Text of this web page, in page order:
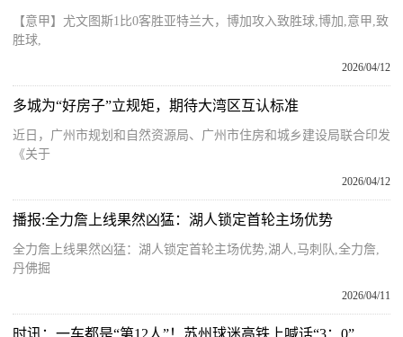
【意甲】尤文图斯1比0客胜亚特兰大，博加攻入致胜球,博加,意甲,致
胜球,
2026/04/12
多城为“好房子”立规矩，期待大湾区互认标准
近日，广州市规划和自然资源局、广州市住房和城乡建设局联合印发
《关于
2026/04/12
播报:全力詹上线果然凶猛：湖人锁定首轮主场优势
全力詹上线果然凶猛：湖人锁定首轮主场优势,湖人,马刺队,全力詹,
丹佛掘
2026/04/11
时讯：一车都是“第12人”！苏州球迷高铁上喊话“3：0”